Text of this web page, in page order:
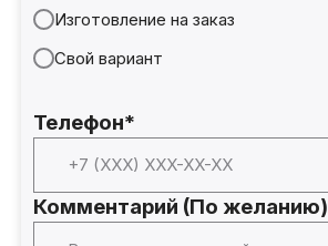
Изготовление на заказ
Свой вариант
Телефон*
Комментарий (По желанию)